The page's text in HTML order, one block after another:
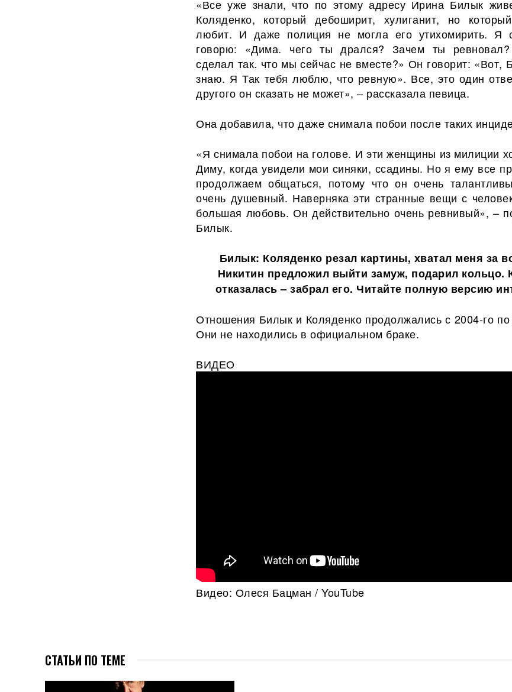
«Все уже знали, что по этому адресу Ирина Билык
Коляденко, который дебоширит, хулиганит, но
любит. И даже полиция не могла его утихомирить. Я
говорю: «Дима. чего ты дрался? Зачем ты
сделал так. что мы сейчас не вместе?» Он говорит: «Вот,
знаю. Я Так тебя люблю, что ревную». Все, это один
другого он сказать не может», – рассказала певица.
Она добавила, что даже снимала побои после таких
«Я снимала побои на голове. И эти женщины из милиции
Диму, когда увидели мои синяки, ссадины. Но я ему все
продолжаем общаться, потому что он очень
очень душевный. Наверняка эти странные вещи с
большая любовь. Он действительно очень ревнивый», –
Билык.
Билык: Коляденко резал картины, хватал меня за
Никитин предложил выйти замуж, подарил кольцо.
отказалась – забрал его. Читайте полную версию
Отношения Билык и Коляденко продолжались с 2004-го
Они не находились в официальном браке.
ВИДЕО
Видео: Олеся Бацман / YouTube
СТАТЬИ ПО ТЕМЕ